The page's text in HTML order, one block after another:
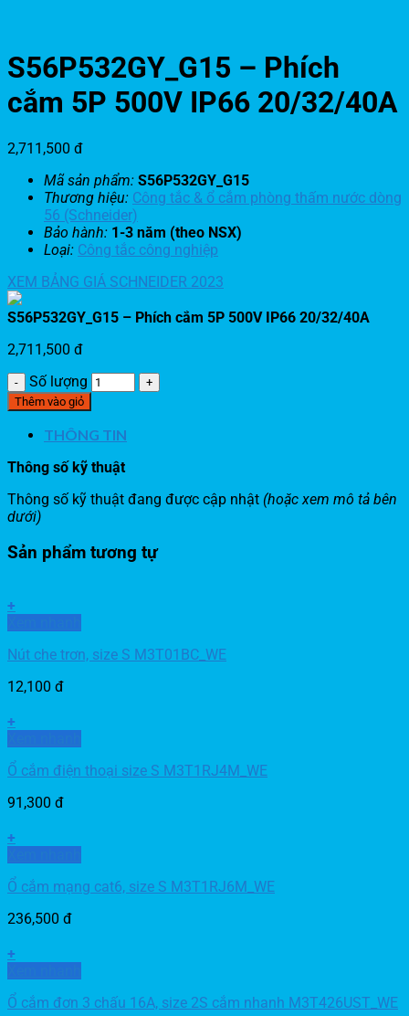
S56P532GY_G15 – Phích
cắm 5P 500V IP66 20/32/40A
2,711,500 đ
Mã sản phẩm: S56P532GY_G15
Thương hiệu: Công tắc & ổ cắm phòng thấm nước dòng
56 (Schneider)
Bảo hành: 1-3 năm (theo NSX)
Loại: Công tắc công nghiệp
XEM BẢNG GIÁ SCHNEIDER 2023
S56P532GY_G15 – Phích cắm 5P 500V IP66 20/32/40A
2,711,500 đ
Số lượng
Thêm vào giỏ
THÔNG TIN
Thông số kỹ thuật
Thông số kỹ thuật đang được cập nhật (hoặc xem mô tả bên
dưới)
Sản phẩm tương tự
+
Nút che trơn, size S M3T01BC_WE
12,100 đ
+
Ổ cắm điện thoại size S M3T1RJ4M_WE
91,300 đ
+
Ổ cắm mạng cat6, size S M3T1RJ6M_WE
236,500 đ
+
Ổ cắm đơn 3 chấu 16A, size 2S cắm nhanh M3T426UST_WE